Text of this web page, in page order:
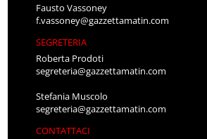
Fausto Vassoney
f.vassoney@gazzettamatin.com
SEGRETERIA
Roberta Prodoti
segreteria@gazzettamatin.com
Stefania Muscolo
segreteria@gazzettamatin.com
CONTATTACI